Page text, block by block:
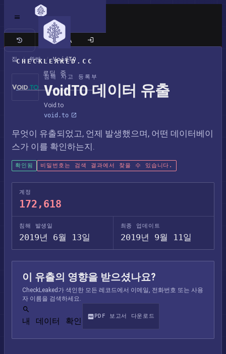
CHECKLEAKED.CC
로딩 중
클래식 사이트
집 / 위반 / VoidTO
침해 사고 등록부
VoidTO 데이터 유출
Void.to
void.to
무엇이 유출되었고, 언제 발생했으며, 어떤 데이터베이
스가 이를 확인하는지.
확인됨 비밀번호는 검색 결과에서 찾을 수 있습니다.
계정
172,618
침해 발생일
2019년 6월 13일
최종 업데이트
2019년 9월 11일
이 유출의 영향을 받으셨나요?
CheckLeaked가 색인한 모든 레코드에서 이메일, 전화번호 또는 사용
자 이름을 검색하세요.
내 데이터 확인
PDF 보고서 다운로드